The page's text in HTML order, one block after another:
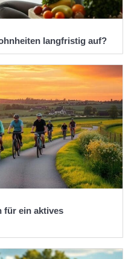
langfristig auf?
für ein aktives